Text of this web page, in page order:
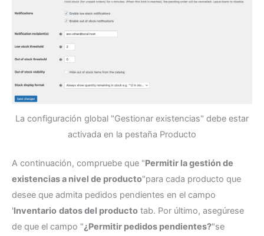
La configuración global "Gestionar existencias" debe estar
activada en la pestaña Producto
A continuación, compruebe que "Permitir la gestión de
existencias a nivel de producto"para cada producto que
desee que admita pedidos pendientes en el campo
'Inventario datos del producto tab. Por último, asegúrese
de que el campo "¿Permitir pedidos pendientes?"se